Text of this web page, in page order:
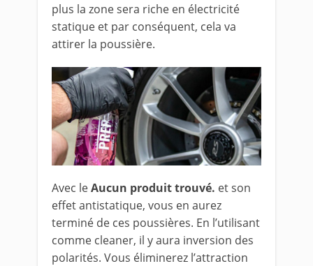
plus la zone sera riche en électricité
statique et par conséquent, cela va
attirer la poussière.
Avec leAucun produit trouvé. et son
effet antistatique, vous en aurez
terminé de ces poussières. En l’utilisant
comme cleaner, il y aura inversion des
polarités. Vous éliminerez l’attraction